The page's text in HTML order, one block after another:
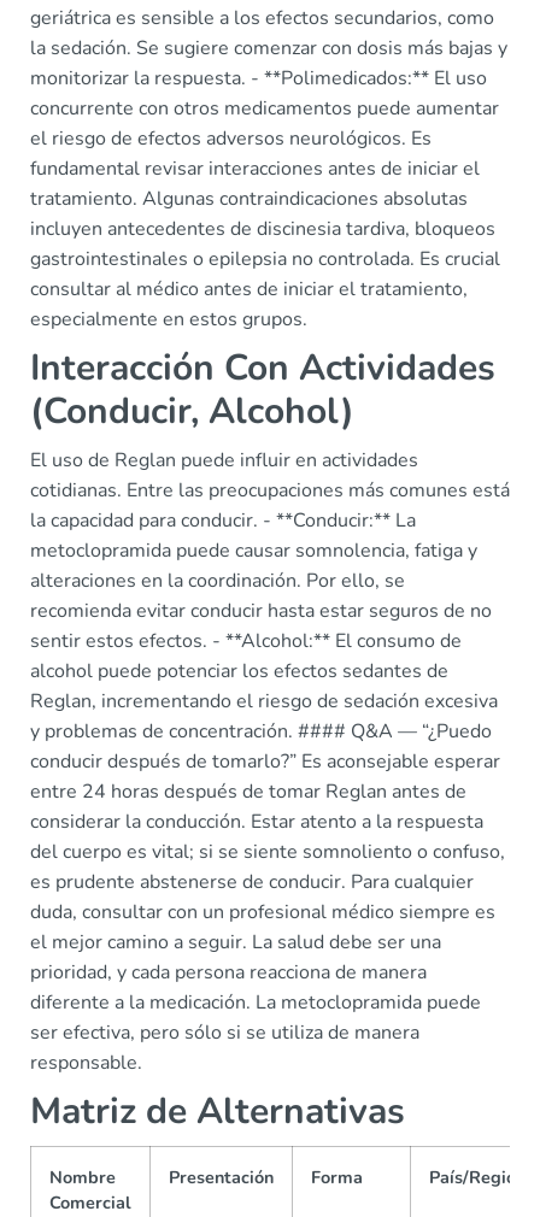
geriátrica es sensible a los efectos secundarios, como
la sedación. Se sugiere comenzar con dosis más bajas y
monitorizar la respuesta. - **Polimedicados:** El uso
concurrente con otros medicamentos puede aumentar
el riesgo de efectos adversos neurológicos. Es
fundamental revisar interacciones antes de iniciar el
tratamiento. Algunas contraindicaciones absolutas
incluyen antecedentes de discinesia tardiva, bloqueos
gastrointestinales o epilepsia no controlada. Es crucial
consultar al médico antes de iniciar el tratamiento,
especialmente en estos grupos.
Interacción Con Actividades
(Conducir, Alcohol)
El uso de Reglan puede influir en actividades
cotidianas. Entre las preocupaciones más comunes está
la capacidad para conducir. - **Conducir:** La
metoclopramida puede causar somnolencia, fatiga y
alteraciones en la coordinación. Por ello, se
recomienda evitar conducir hasta estar seguros de no
sentir estos efectos. - **Alcohol:** El consumo de
alcohol puede potenciar los efectos sedantes de
Reglan, incrementando el riesgo de sedación excesiva
y problemas de concentración. #### Q&A — “¿Puedo
conducir después de tomarlo?” Es aconsejable esperar
entre 24 horas después de tomar Reglan antes de
considerar la conducción. Estar atento a la respuesta
del cuerpo es vital; si se siente somnoliento o confuso,
es prudente abstenerse de conducir. Para cualquier
duda, consultar con un profesional médico siempre es
el mejor camino a seguir. La salud debe ser una
prioridad, y cada persona reacciona de manera
diferente a la medicación. La metoclopramida puede
ser efectiva, pero sólo si se utiliza de manera
responsable.
Matriz de Alternativas
Nombre
Comercial
Presentación Forma País/Región